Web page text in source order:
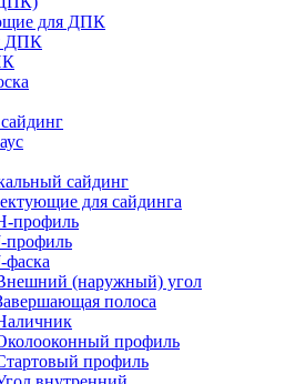
для ДПК
ДПК
сайдинг
для сайдинга
профиль
профиль
фаска
(наружный) угол
полоса
профиль
профиль